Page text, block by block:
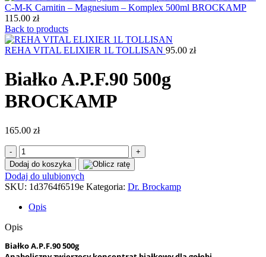
C-M-K Carnitin – Magnesium – Komplex 500ml BROCKAMP
115.00 zł
Back to products
REHA VITAL ELIXIER 1L TOLLISAN 95.00 zł
Białko A.P.F.90 500g
BROCKAMP
165.00 zł
ilość
Białko
A.P.F.90
500g
BROCKAMP
Dodaj do koszyka
Dodaj do ulubionych
SKU: 1d3764f6519e Kategoria: Dr. Brockamp
Opis
Opis
Białko A.P.F.90 500g